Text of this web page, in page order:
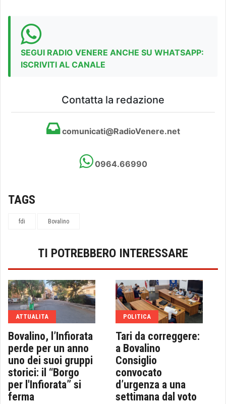
SEGUI RADIO VENERE ANCHE SU WHATSAPP:
ISCRIVITI AL CANALE
Contatta la redazione
comunicati@RadioVenere.net
0964.66990
TAGS
fdi Bovalino
TI POTREBBERO INTERESSARE
ATTUALITA
Bovalino, l’Infiorata
perde per un anno
uno dei suoi gruppi
storici: il “Borgo
per l'Infiorata” si
ferma
POLITICA
Tari da correggere:
a Bovalino
Consiglio
convocato
d’urgenza a una
settimana dal voto